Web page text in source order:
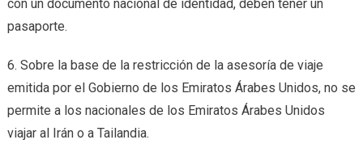
con un documento nacional de identidad, deben tener un
pasaporte.
6. Sobre la base de la restricción de la asesoría de viaje
emitida por el Gobierno de los Emiratos Árabes Unidos, no se
permite a los nacionales de los Emiratos Árabes Unidos
viajar al Irán o a Tailandia.